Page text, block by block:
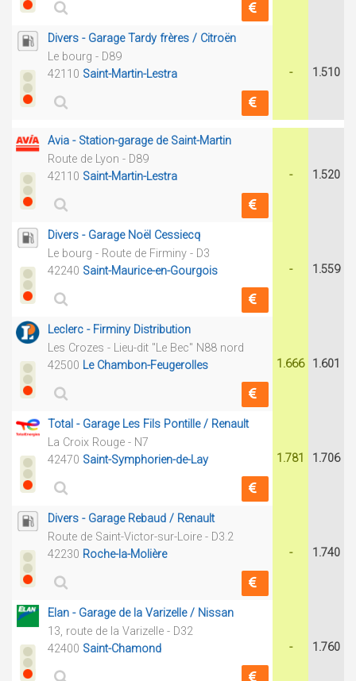
Divers - Garage Tardy frères / Citroën
Le bourg - D89
42110 Saint-Martin-Lestra - 1.510
Avia - Station-garage de Saint-Martin
Route de Lyon - D89
42110 Saint-Martin-Lestra - 1.520
Divers - Garage Noël Cessiecq
Le bourg - Route de Firminy - D3
42240 Saint-Maurice-en-Gourgois - 1.559
Leclerc - Firminy Distribution
Les Crozes - Lieu-dit "Le Bec" N88 nord
42500 Le Chambon-Feugerolles 1.666 1.601
Total - Garage Les Fils Pontille / Renault
La Croix Rouge - N7
42470 Saint-Symphorien-de-Lay 1.781 1.706
Divers - Garage Rebaud / Renault
Route de Saint-Victor-sur-Loire - D3.2
42230 Roche-la-Molière - 1.740
Elan - Garage de la Varizelle / Nissan
13, route de la Varizelle - D32
42400 Saint-Chamond - 1.760